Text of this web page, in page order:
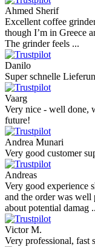
Ahmed Sherif
Excellent coffee
though I’m in Greece
The grinder feels ...
Danilo
Super schnelle
Vaarg
Very nice - well done,
future!
Andrea Munari
Very good customer
Andreas
Very good experience
and the order was
about potential damag
Victor M.
Very professional, fast